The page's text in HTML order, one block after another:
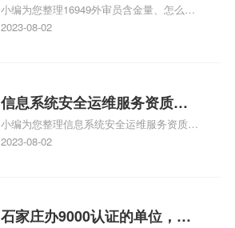
16949
小编为您整理16949外审员含金量、怎么才
能成为注册的TS16949:2009的外审员、我
2023-08-02
信息系统安全运维服务资质二
级费用，信息系统安全运维服
务资质二级
小编为您整理信息系统安全运维服务资质认
证证书机构有哪些、安全运维服务资质的费
体系认证知识，详情可查看下方正文！
2023-08-02
石家庄办9000认证的单位，石